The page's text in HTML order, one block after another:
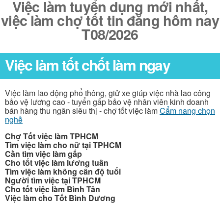
Việc làm tuyển dụng mới nhất,
việc làm chợ tốt tin đăng hôm nay
T08/2026
Việc làm tốt chốt làm ngay
Việc làm lao động phổ thông, giử xe giúp việc nhà lao công
bảo vệ lương cao - tuyển gấp bảo vệ nhân viên kinh doanh
bán hàng thu ngân siêu thị - chợ tốt việc làmCẩm nang chọn
nghề
Chợ Tốt việc làm TPHCM
Tìm việc làm cho nữ tại TPHCM
Cần tìm việc làm gấp
Cho tốt việc làm lương tuần
Tìm việc làm không cần độ tuổi
Người tìm việc tại TPHCM
Cho tốt việc làm Bình Tân
Việc làm cho Tốt Bình Dương